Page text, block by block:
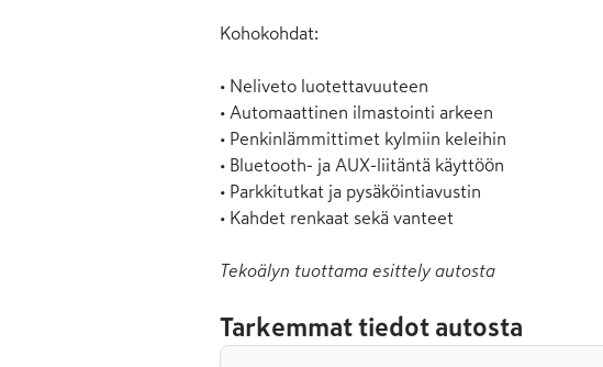
Kohokohdat:
• Neliveto luotettavuuteen
• Automaattinen ilmastointi arkeen
• Penkinlämmittimet kylmiin keleihin
• Bluetooth- ja AUX-liitäntä käyttöön
• Parkkitutkat ja pysäköintiavustin
• Kahdet renkaat sekä vanteet
Tekoälyn tuottama esittely autosta
Tarkemmat tiedot autosta